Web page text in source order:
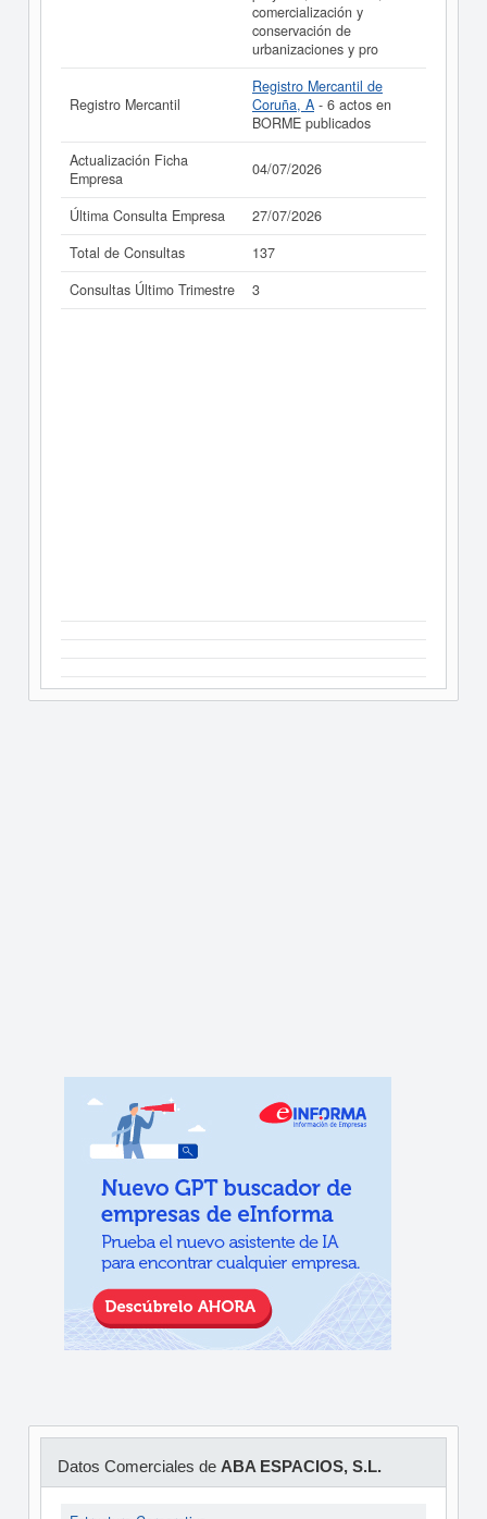
comercialización y
conservación de
urbanizaciones y pro
Registro Mercantil
Registro Mercantil de
Coruña, A - 6 actos en
BORME publicados
Actualización Ficha
Empresa
04/07/2026
Última Consulta Empresa
27/07/2026
Total de Consultas
137
Consultas Último Trimestre
3
Datos Comerciales de ABA ESPACIOS, S.L.